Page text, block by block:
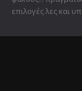
επιλογές λες και